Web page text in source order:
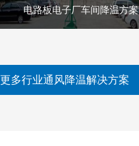
电路板电子厂车间降温方案
更多行业通风降温解决方案